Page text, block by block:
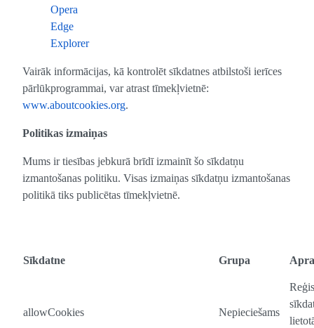
Opera
Edge
Explorer
Vairāk informācijas, kā kontrolēt sīkdatnes atbilstoši ierīces
pārlūkprogrammai, var atrast tīmekļvietnē:
www.aboutcookies.org.
Politikas izmaiņas
Mums ir tiesības jebkurā brīdī izmainīt šo sīkdatņu
izmantošanas politiku. Visas izmaiņas sīkdatņu izmantošanas
politikā tiks publicētas tīmekļvietnē.
Sīkdatne Grupa
allowCookies Nepieciešams